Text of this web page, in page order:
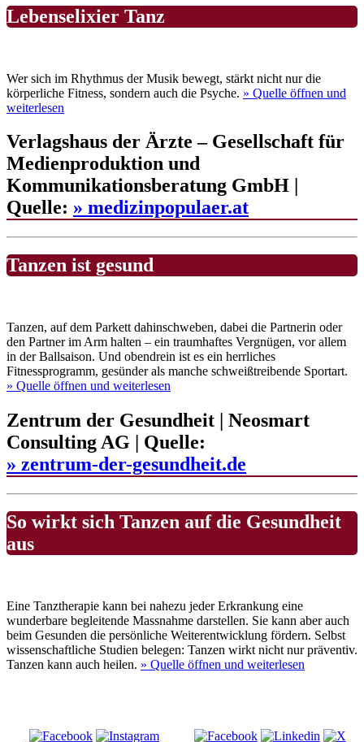
Lebenselixier Tanz
Wer sich im Rhythmus der Musik bewegt, stärkt nicht nur die
körperliche Fitness, sondern auch die Psyche. » Quelle öffnen und
weiterlesen
Verlagshaus der Ärzte – Gesellschaft für
Medienproduktion und
Kommunikationsberatung GmbH |
Quelle: » medizinpopulaer.at
Tanzen ist gesund
Tanzen, auf dem Parkett dahinschweben, dabei die Partnerin oder
den Partner im Arm halten – ein traumhaftes Vergnügen, vor allem
in der Ballsaison. Und obendrein ist es ein herrliches
Fitnessprogramm, gesünder als manche schweißtreibende Sportart.
» Quelle öffnen und weiterlesen
Zentrum der Gesundheit | Neosmart
Consulting AG | Quelle:
» zentrum-der-gesundheit.de
So wirkt sich Tanzen auf die Gesundheit
aus
Eine Tanztherapie kann bei nahezu jeder Erkrankung eine
wunderbare begleitende Massnahme darstellen. Sie kann aber auch
beim Gesunden die persönliche Weiterentwicklung fördern. Selbst
wissenschaftliche Studien belegen: Tanzen wirkt nicht nur präventiv.
Tanzen kann auch heilen. » Quelle öffnen und weiterlesen